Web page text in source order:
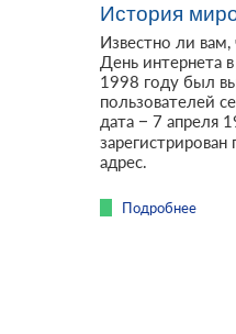
История
Известно ли
День интернета
1998 году был
пользователей
дата – 7 апреля
адрес.
Подробнее